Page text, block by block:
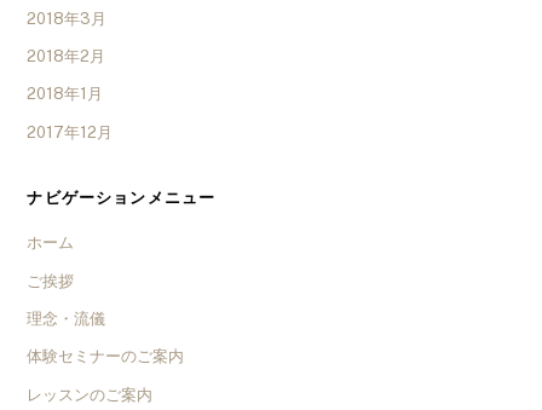
2018年3月
2018年2月
2018年1月
2017年12月
ナビゲーションメニュー
ホーム
ご挨拶
理念・流儀
体験セミナーのご案内
レッスンのご案内